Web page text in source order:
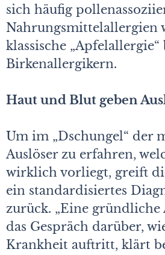
sich häufig
Nahrungsmittelallergien
klassische „Apfelallergie“
Birkenallergikern.
Haut und Blut geben
Um im „Dschungel“ der
Auslöser zu erfahren,
wirklich vorliegt, greift
ein standardisiertes
zurück. „Eine gründliche
das Gespräch darüber,
Krankheit auftritt, klärt